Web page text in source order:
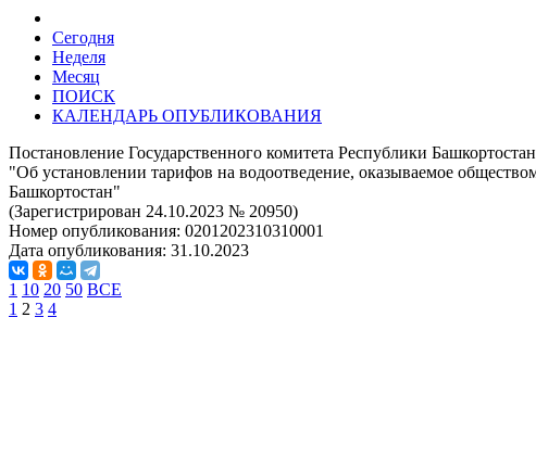
Сегодня
Неделя
Месяц
ПОИСК
КАЛЕНДАРЬ ОПУБЛИКОВАНИЯ
Постановление Государственного комитета Республики
"Об установлении тарифов на водоотведение, оказываемое
Башкортостан"
(Зарегистрирован 24.10.2023 № 20950)
Номер опубликования: 0201202310310001
Дата опубликования: 31.10.2023
1 10 20 50 ВСЕ
1 2 3 4